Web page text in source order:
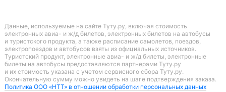
Данные, используемые на сайте Туту.ру, включая стоимость
электронных авиа- и ж/д билетов, электронных билетов на автобусы
и туристского продукта, а также расписание самолетов, поездов,
электропоездов и автобусов взяты из официальных источников.
Туристский продукт, электронные авиа- и ж/д билеты, электронные
билеты на автобусы предоставляются партнерами Туту.ру
и их стоимость указана с учетом сервисного сбора Туту.ру.
Окончательную сумму можно увидеть на шаге подтверждения заказа.
Политика ООО «НТТ» в отношении обработки персональных данных